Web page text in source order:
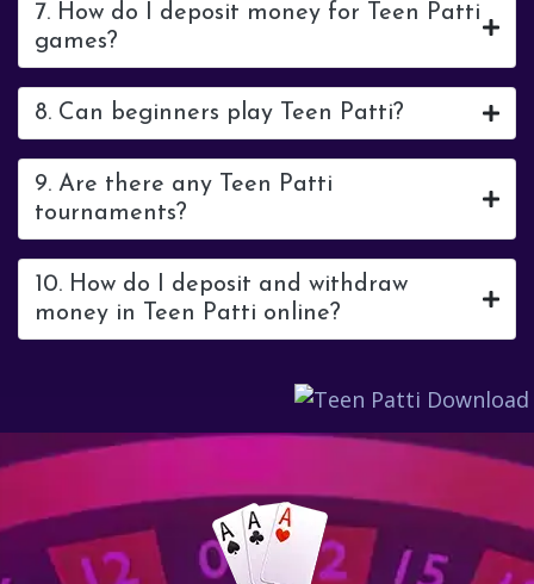
7. How do I deposit money for Teen Patti
games?
8. Can beginners play Teen Patti?
9. Are there any Teen Patti
tournaments?
10. How do I deposit and withdraw
money in Teen Patti online?